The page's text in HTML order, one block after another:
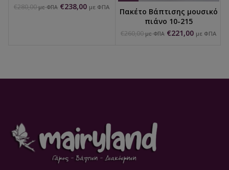
€280,00 με ΦΠΑ €238,00 με ΦΠΑ
Πακέτο Βάπτισης μουσικό
πιάνο 10-215
€260,00 με ΦΠΑ €221,00 με ΦΠΑ